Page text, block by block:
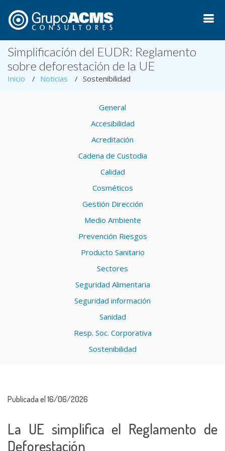
Simplificación del EUDR: Reglamento
sobre deforestación de la UE
Inicio Noticias Sostenibilidad
General
Accesibilidad
Acreditación
Cadena de Custodia
Calidad
Cosméticos
Gestión Dirección
Medio Ambiente
Prevención Riesgos
Producto Sanitario
Sectores
Seguridad Alimentaria
Seguridad información
Sanidad
Resp. Soc. Corporativa
Sostenibilidad
Publicada el 16/06/2026
La UE simplifica el Reglamento de
Deforestación